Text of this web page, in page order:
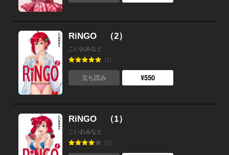
RiNGO （2）
こいおみなと
(1)
立ち読み ¥550
RiNGO （1）
こいおみなと
(2)